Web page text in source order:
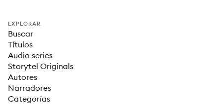
EXPLORAR
Buscar
Títulos
Audio series
Storytel Originals
Autores
Narradores
Categorías